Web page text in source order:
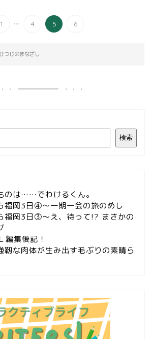
1 ... 4 5 6
ひつじのまなざし
検索
のは……でわけるくん。
福岡3日④～一期一会の旅のめし
福岡3日③～え、待って!? まさかの
集後記！
靭な肉体が生み出す毛ぶりの素晴ら